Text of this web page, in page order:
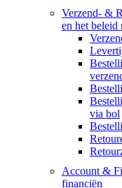
Verzend- &
en het beleid
via bol
Account &
financiën